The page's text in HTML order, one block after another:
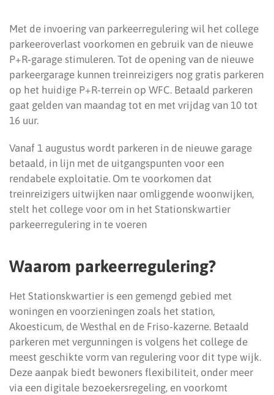
Met de invoering van parkeerregulering wil het college
parkeeroverlast voorkomen en gebruik van de nieuwe
P+R‑garage stimuleren. Tot de opening van de nieuwe
parkeergarage kunnen treinreizigers nog gratis parkeren
op het huidige P+R‑terrein op WFC. Betaald parkeren
gaat gelden van maandag tot en met vrijdag van 10 tot
16 uur.
Vanaf 1 augustus wordt parkeren in de nieuwe garage
betaald, in lijn met de uitgangspunten voor een
rendabele exploitatie. Om te voorkomen dat
treinreizigers uitwijken naar omliggende woonwijken,
stelt het college voor om in het Stationskwartier
parkeerregulering in te voeren
Waarom parkeerregulering?
Het Stationskwartier is een gemengd gebied met
woningen en voorzieningen zoals het station,
Akoesticum, de Westhal en de Friso‑kazerne. Betaald
parkeren met vergunningen is volgens het college de
meest geschikte vorm van regulering voor dit type wijk.
Deze aanpak biedt bewoners flexibiliteit, onder meer
via een digitale bezoekersregeling, en voorkomt